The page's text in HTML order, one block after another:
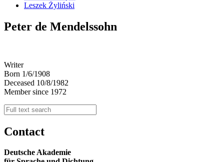
Leszek Żyliński
Peter de Mendelssohn
Writer
Born 1/6/1908
Deceased 10/8/1982
Member since 1972
Contact
Deutsche Akademie